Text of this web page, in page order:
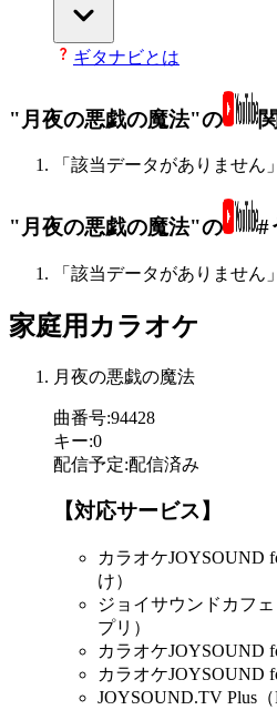
ギタナビとは
"月夜の悪戯の魔法"の
「該当データがありません」
"月夜の悪戯の魔法"の #
「該当データがありません」
家庭用カラオケ
月夜の悪戯の魔法
曲番号:94428
キー:0
配信予定:配信済み
【対応サービス】
カラオケJOYSOUND
け）
ジョイサウンドカフ
プリ）
カラオケJOYSOUND
カラオケJOYSOUND
JOYSOUND.TV Plus